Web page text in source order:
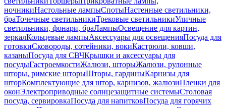
ночникиНастольные лампыСпотыНастенные светильники,
браТочечные светильникиТрековые светильникиУличные
светильники, фонари, браЛампыОсвещение для картин,
зеркалКольцевые лампыАксессуары для освещенияПосуда для
готовкиСковороды, сотейники, вокиКастрюли, ковши,
казаныПосуда для СВЧКрышки и аксессуары для
посудыГастроемкостиЖалюзи, шторыЖалюзи, рулонные
шторы, римские шторыШторы, гардиныКарнизы для
шторКомплектующие для штор, карнизов, жалюзиПленки для
оконЭлектроприводные солнцезащитные системыСтоловая
посуда, сервировкаПосуда для напитковПосуда для горячих